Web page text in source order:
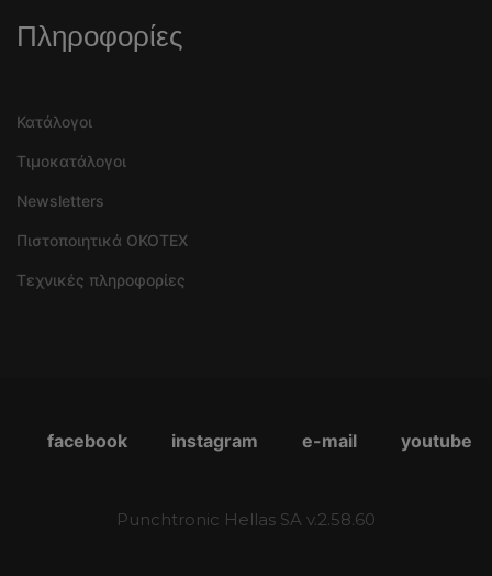
Πληροφορίες
Κατάλογοι
Τιμοκατάλογοι
Newsletters
Πιστοποιητικά OKOTEX
Τεχνικές πληροφορίες
facebook instagram e-mail youtube
Punchtronic Hellas SA v.2.58.60